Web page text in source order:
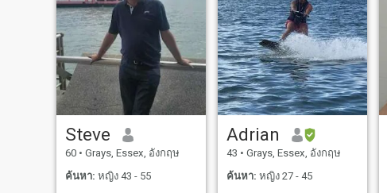
Steve
60 • Grays, Essex, อังกฤษ
ค้นหา: หญิง 43 - 55
Adrian
43 • Grays, Essex, อังกฤษ
ค้นหา: หญิง 27 - 45